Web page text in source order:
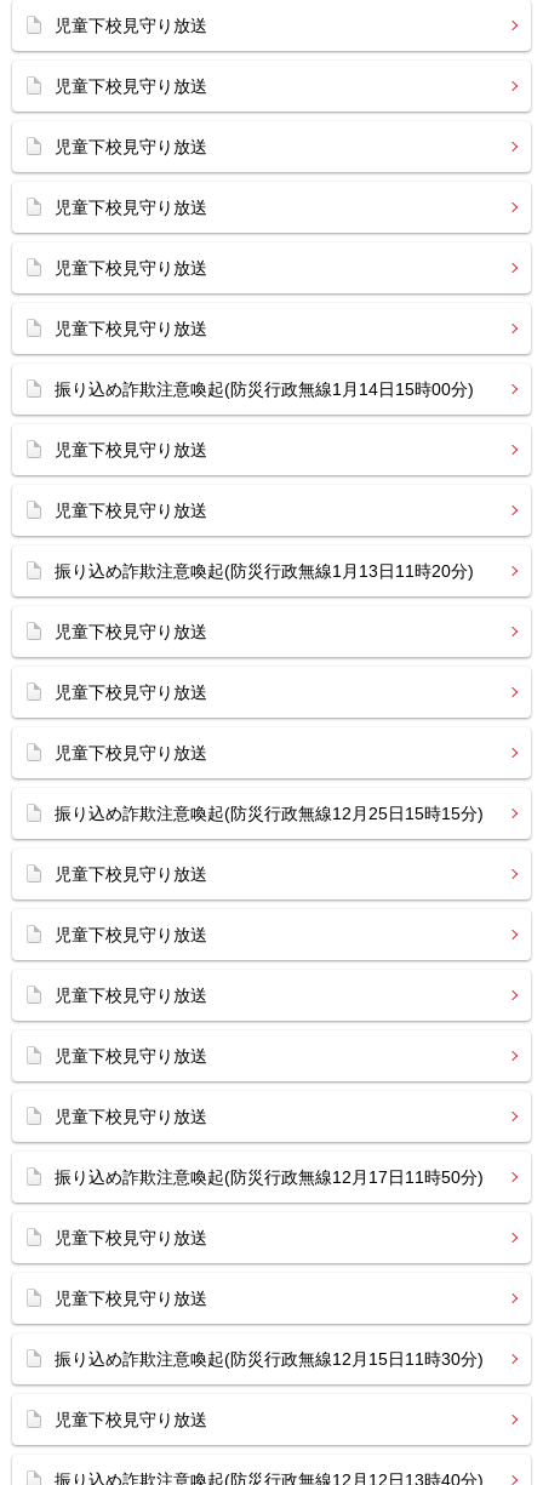
児童下校見守り放送
児童下校見守り放送
児童下校見守り放送
児童下校見守り放送
児童下校見守り放送
児童下校見守り放送
振り込め詐欺注意喚起(防災行政無線1月14日15時00分)
児童下校見守り放送
児童下校見守り放送
振り込め詐欺注意喚起(防災行政無線1月13日11時20分)
児童下校見守り放送
児童下校見守り放送
児童下校見守り放送
振り込め詐欺注意喚起(防災行政無線12月25日15時15分)
児童下校見守り放送
児童下校見守り放送
児童下校見守り放送
児童下校見守り放送
児童下校見守り放送
振り込め詐欺注意喚起(防災行政無線12月17日11時50分)
児童下校見守り放送
児童下校見守り放送
振り込め詐欺注意喚起(防災行政無線12月15日11時30分)
児童下校見守り放送
振り込め詐欺注意喚起(防災行政無線12月12日13時40分)